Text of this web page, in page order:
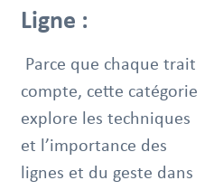
Ligne :
Parce que chaque trait
compte, cette catégorie
explore les techniques
et l’importance des
lignes et du geste dans